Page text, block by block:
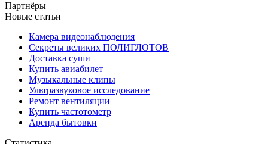
Партнёры
Новые статьи
Камера видеонаблюдения
Секреты великих ПОЛИГЛОТОВ
Доставка суши
Купить авиабилет
Музыкальные клипы
Ультразвуковое исследование
Ремонт вентиляции
Купить частотометр
Аренда бытовки